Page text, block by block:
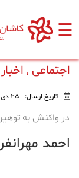
☰
اصلی
فرهنگ
اجتماعی , اخبار
تاریخ ارسال: 25 دی 1398
در واکنش به
احمد